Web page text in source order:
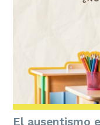
El ausentismo